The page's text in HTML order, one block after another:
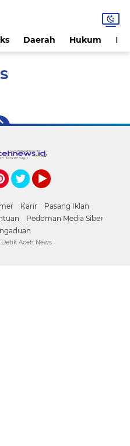
Daerah Hukum
Karir
Pasang Iklan
Pedoman Media Siber
Detik Aceh News